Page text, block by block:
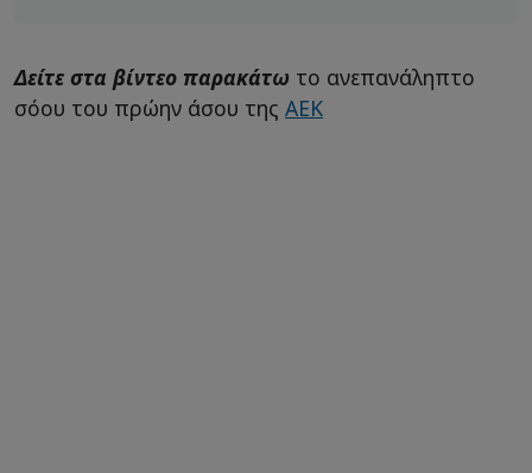
Δείτε στα βίντεο παρακάτω το ανεπανάληπτο
σόου του πρώην άσου της ΑΕΚ